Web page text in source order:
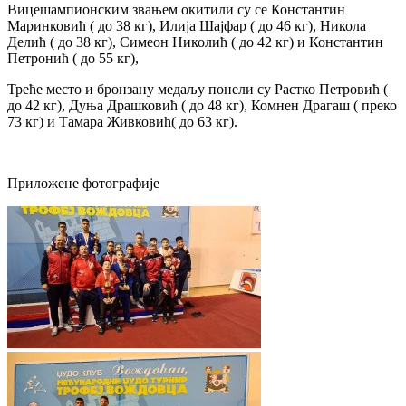
Вицешампионским звањем окитили су се Константин
Маринковић ( до 38 кг), Илија Шајфар ( до 46 кг), Никола
Делић ( до 38 кг), Симеон Николић ( до 42 кг) и Константин
Петронић ( до 55 кг),
Треће место и бронзану медаљу понели су Растко Петровић (
до 42 кг), Дуња Драшковић ( до 48 кг), Комнен Драгаш ( преко
73 кг) и Тамара Живковић( до 63 кг).
Приложене фотографије